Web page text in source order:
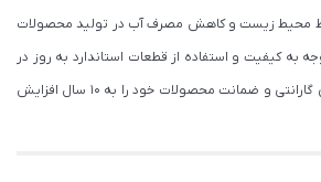
محیط زیست و کاهش مصرف آب در تولید محصولات
به کیفیت و استفاده از قطعات استاندارد به روز در
شیرآلات کسری، شرکت کسری گارانتی و ضمانت محصولات خود را به 10 سال افزایش